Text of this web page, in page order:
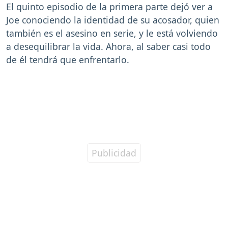
El quinto episodio de la primera parte dejó ver a
Joe conociendo la identidad de su acosador, quien
también es el asesino en serie, y le está volviendo
a desequilibrar la vida. Ahora, al saber casi todo
de él tendrá que enfrentarlo.